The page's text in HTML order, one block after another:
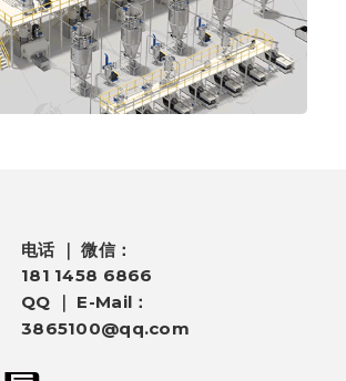
电话 ｜ 微信：
181 1458 6866
QQ ｜ E-Mail：
3865100@qq.com